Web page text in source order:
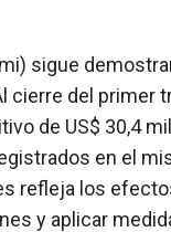
sigue
cierre del primer
de US$ 30,4
en el
refleja los
y aplicar